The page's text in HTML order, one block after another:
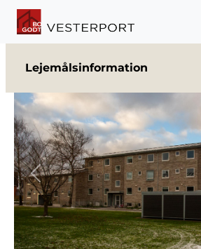
Gå til hovedindhold
Lejemålsinformation
Previous